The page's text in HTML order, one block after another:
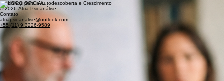
Caminhos para a Autodescoberta e Crescimento
© 2026 Átria Psicanálise
Contato
atriapsicanalise@outlook.com
+55 (11) 9.3226-9589